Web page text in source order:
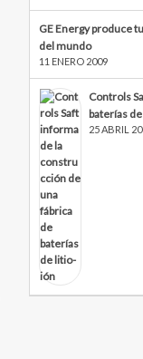
GE Energy produce
del mundo
11 ENERO 2009
Controls
baterías
25 ABRIL